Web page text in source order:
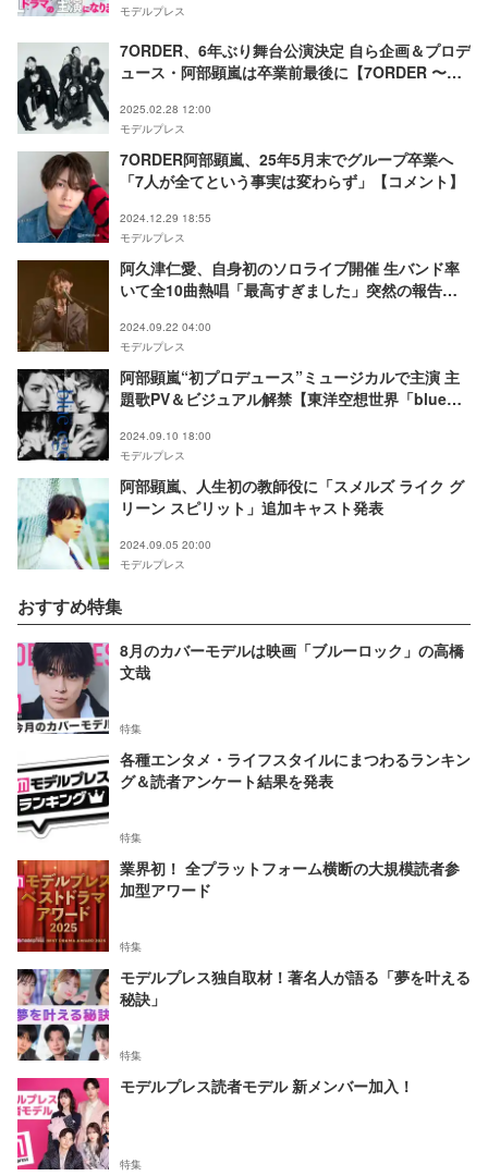
モデルプレス
7ORDER、6年ぶり舞台公演決定 自ら企画＆プロデ
ュース・阿部顕嵐は卒業前最後に【7ORDER 〜
2025.02.28 12:00
モデルプレス
7ORDER阿部顕嵐、25年5月末でグループ卒業へ
「7人が全てという事実は変わらず」【コメント】
2024.12.29 18:55
モデルプレス
阿久津仁愛、自身初のソロライブ開催 生バンド率
いて全10曲熱唱「最高すぎました」突然の報告に
2024.09.22 04:00
モデルプレス
阿部顕嵐“初プロデュース”ミュージカルで主演 主
題歌PV＆ビジュアル解禁【東洋空想世界「blue
2024.09.10 18:00
モデルプレス
阿部顕嵐、人生初の教師役に「スメルズ ライク グ
リーン スピリット」追加キャスト発表
2024.09.05 20:00
モデルプレス
おすすめ特集
8月のカバーモデルは映画「ブルーロック」の高橋
文哉
特集
各種エンタメ・ライフスタイルにまつわるランキン
グ＆読者アンケート結果を発表
特集
業界初！ 全プラットフォーム横断の大規模読者参
加型アワード
特集
モデルプレス独自取材！著名人が語る「夢を叶える
秘訣」
特集
モデルプレス読者モデル 新メンバー加入！
特集